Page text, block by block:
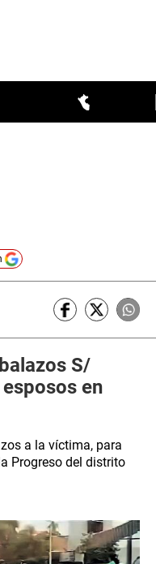
S/
en
a la víctima, para
Progreso del distrito